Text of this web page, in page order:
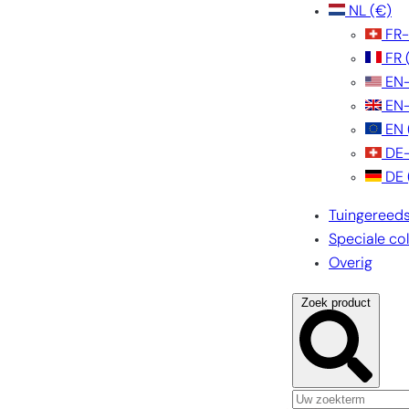
NL (€)
FR
EN
DE
Speciale
Overig
Zoek product